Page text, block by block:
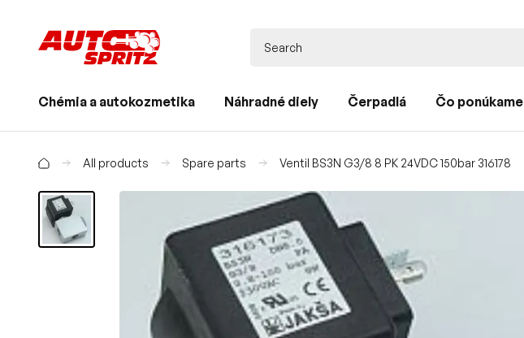
Chémia a autokozmetika Náhradné diely Čerpadlá Čo ponúkame
All products Spare parts Ventil BS3N G3/8 8 PK 24VDC 150bar 316178